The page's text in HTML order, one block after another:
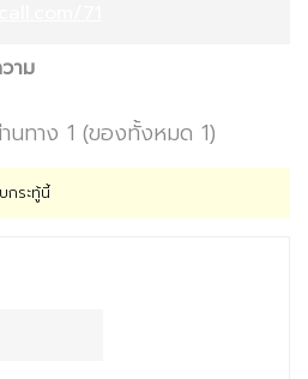
าม
นทาง 1 (ของทั้งหมด 1)
กระทู้นี้